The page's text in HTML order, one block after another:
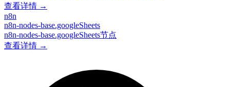
查看详情 →
n8n
n8n-nodes-base.googleSheets
n8n-nodes-base.googleSheets节点
查看详情 →